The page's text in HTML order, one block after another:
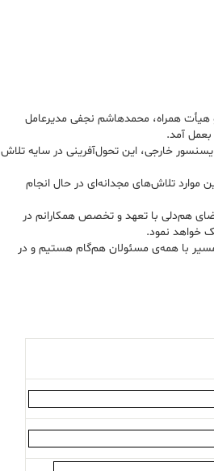
همراه، محمدهاشم نجفی مدیرعامل
آمد.
خارجی، این تحول‌آفرینی در سایه تلاش
تلاش‌های مجدانه‌ای در حال انجام
هم‌دلی با تعهد و تخصص همکارانم در
خواهد نمود.
با همه‌ی مسئولان هم‌گام هستیم و در